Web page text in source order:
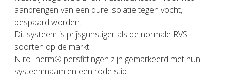
aanbrengen van een dure isolatie tegen vocht,
bespaard worden.
Dit systeem is prijsgunstiger als de normale RVS
soorten op de markt.
NiroTherm® persfittingen zijn gemarkeerd met hun
systeemnaam en een rode stip.